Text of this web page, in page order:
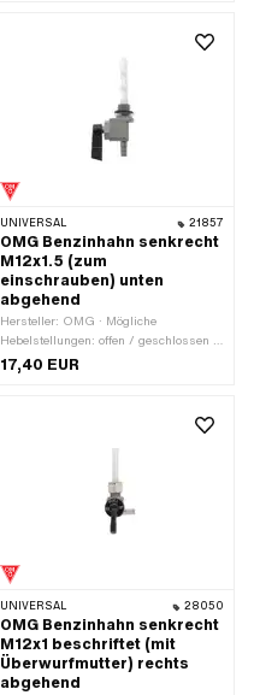
UNIVERSAL 21857
OMG Benzinhahn senkrecht
M12x1.5 (zum
einschrauben) unten
abgehend
Hersteller: OMG · Mögliche
Hebelstellungen: offen / geschlossen /
Reserve · Material Hebel: Kunststoff ·
Einbaurichtung: senkrecht / vertikal ·
(Gewinde) · Gewindeart: MF12x1.5
(Feingewinde) · Höhe Reservestand:
17,40 EUR
UNIVERSAL 28050
OMG Benzinhahn senkrecht
M12x1 beschriftet (mit
Überwurfmutter) rechts
abgehend